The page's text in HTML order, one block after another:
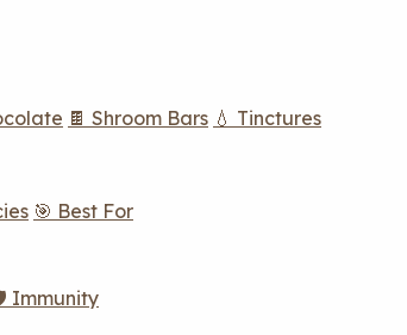
🍫 Shroom Bars 💧 Tinctures
🎯 Best For
Immunity